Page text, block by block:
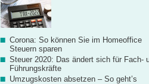
Corona: So können Sie im Homeoffice
Steuern sparen
Steuer 2020: Das ändert sich für Fach-
Führungskräfte
Umzugskosten absetzen – So geht’s